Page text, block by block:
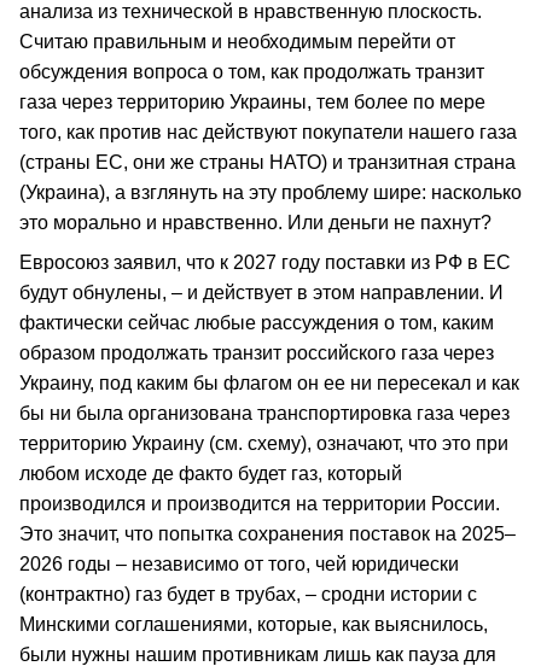
анализа из технической в нравственную плоскость.
Считаю правильным и необходимым перейти от
обсуждения вопроса о том, как продолжать транзит
газа через территорию Украины, тем более по мере
того, как против нас действуют покупатели нашего газа
(страны ЕС, они же страны НАТО) и транзитная страна
(Украина), а взглянуть на эту проблему шире: насколько
это морально и нравственно. Или деньги не пахнут?
Евросоюз заявил, что к 2027 году поставки из РФ в ЕС
будут обнулены, – и действует в этом направлении. И
фактически сейчас любые рассуждения о том, каким
образом продолжать транзит российского газа через
Украину, под каким бы флагом он ее ни пересекал и как
бы ни была организована транспортировка газа через
территорию Украину (см. схему), означают, что это при
любом исходе де факто будет газ, который
производился и производится на территории России.
Это значит, что попытка сохранения поставок на 2025–
2026 годы – независимо от того, чей юридически
(контрактно) газ будет в трубах, – сродни истории с
Минскими соглашениями, которые, как выяснилось,
были нужны нашим противникам лишь как пауза для